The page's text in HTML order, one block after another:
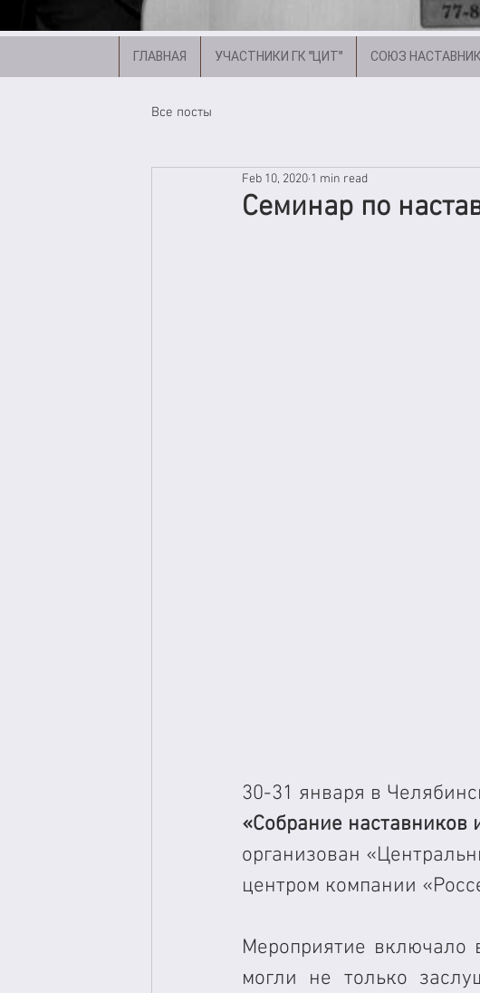
Все посты
Семинар по
Feb 10, 2020 1 min read
30-31 января в
«Собрание наставников
организован
центром компании
Мероприятие включало
могли не только
ГЛАВНАЯ УЧАСТНИКИ ГК "ЦИТ" СОЮЗ